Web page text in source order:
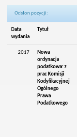
Odsłon pozycji:
Data
wydania
Tytuł
2017
Nowa
ordynacja
podatkowa: z
prac Komisji
Kodyfikacyjnej
Ogólnego
Prawa
Podatkowego